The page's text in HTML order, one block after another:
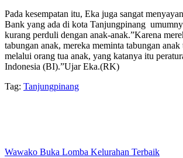
Pada kesempatan itu, Eka juga sangat
Bank yang ada di kota Tanjungpinang
kurang perduli dengan anak-anak.”Karena
tabungan anak, mereka meminta tabungan anak
melalui orang tua anak, yang katanya itu
Indonesia (BI).”Ujar Eka.(RK)
Tag: Tanjungpinang
Wawako Buka Lomba Kelurahan Terbaik